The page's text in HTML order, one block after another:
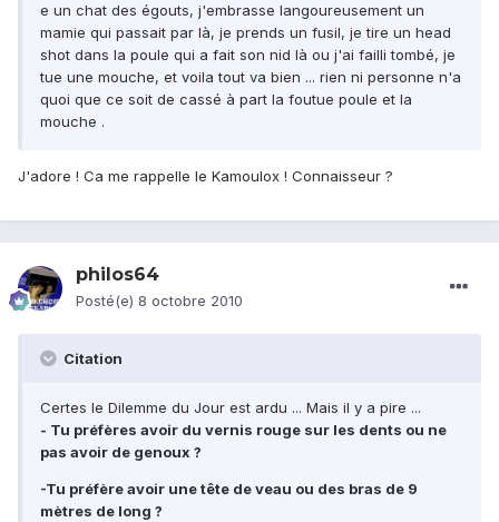
e un chat des égouts, j'embrasse langoureusement un
mamie qui passait par là, je prends un fusil, je tire un head
shot dans la poule qui a fait son nid là ou j'ai failli tombé, je
tue une mouche, et voila tout va bien ... rien ni personne n'a
quoi que ce soit de cassé à part la foutue poule et la
mouche .
J'adore ! Ca me rappelle le Kamoulox ! Connaisseur ?
philos64
Posté(e) 8 octobre 2010
Citation
Certes le Dilemme du Jour est ardu ... Mais il y a pire ...
- Tu préfères avoir du vernis rouge sur les dents ou ne
pas avoir de genoux ?
-Tu préfère avoir une tête de veau ou des bras de 9
mètres de long ?